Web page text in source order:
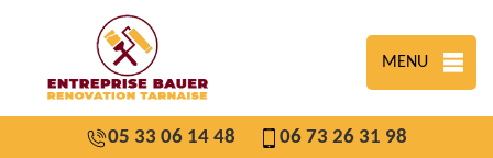
MENU
05 33 06 14 48 06 73 26 31 98